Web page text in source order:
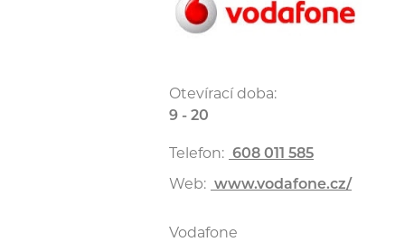
Otevírací doba:
9 - 20
Telefon: 608 011 585
Web: www.vodafone.cz/
Vodafone